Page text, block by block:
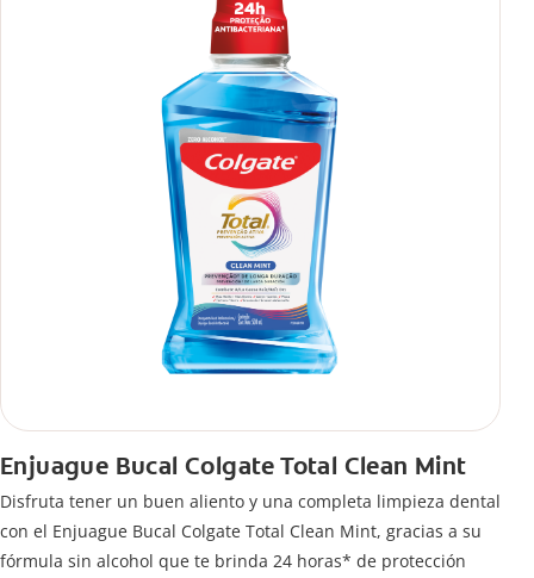
Enjuague Bucal Colgate Total Clean Mint
Disfruta tener un buen aliento y una completa limpieza dental
con el Enjuague Bucal Colgate Total Clean Mint, gracias a su
fórmula sin alcohol que te brinda 24 horas* de protección